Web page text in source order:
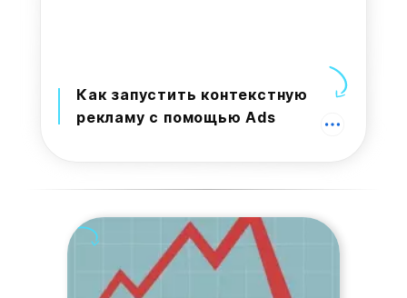
Как запустить контекстную
рекламу с помощью Ads